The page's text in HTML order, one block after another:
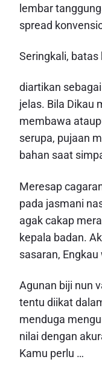
lembar
spread
Seringkali, batas
diartikan
jelas. Bila Dikau
membawa
serupa, pujaan
bahan saat
Meresap
pada jasmani
agak cakap
kepala badan.
sasaran,
Agunan biji nun
tentu diikat
menduga
nilai dengan
Kamu perlu …